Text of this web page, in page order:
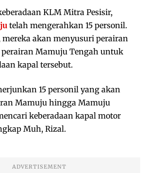
KLM Mitra Pesisir,
telah mengerahkan 15 personil.
mereka akan menyusuri perairan
Mamuju Tengah untuk
kapal tersebut.
15 personil yang akan
Mamuju hingga Mamuju
keberadaan kapal motor
Muh, Rizal.